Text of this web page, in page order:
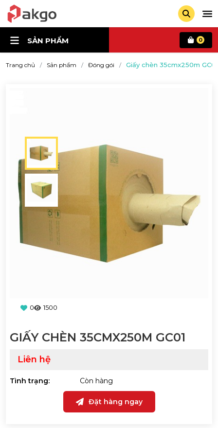
SẢN PHẨM 0
Trang chủ Sản phẩm Đóng gói Giấy chèn 35cmx250m GC01
0 1500
GIẤY CHÈN 35CMX250M GC01
Liên hệ
Tình trạng: Còn hàng
Đặt hàng ngay